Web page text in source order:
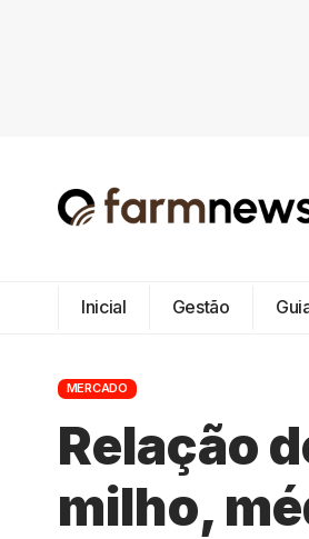
Inicial Gestão
MERCADO
Relação
milho,